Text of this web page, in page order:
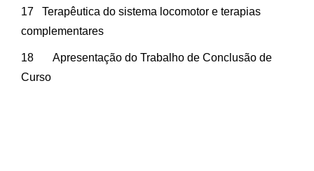
17 Terapêutica do sistema locomotor e terapias
complementares
18 Apresentação do Trabalho de Conclusão de
Curso